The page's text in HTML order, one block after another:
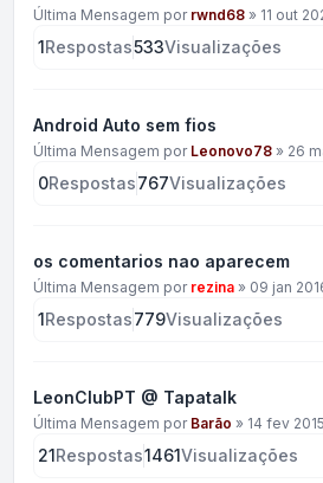
Última Mensagem por rwnd68 » 11 out
1Respostas533Visualizações
Android Auto sem fios
Última Mensagem por Leonovo78 » 26
0Respostas767Visualizações
os comentarios nao aparecem
Última Mensagem por rezina » 09 jan
1Respostas779Visualizações
LeonClubPT @ Tapatalk
Última Mensagem por Barão » 14 fev
21Respostas1461Visualizações